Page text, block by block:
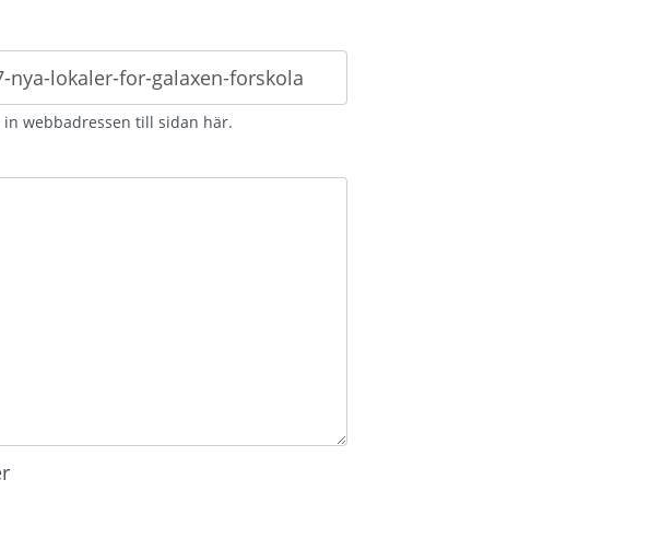
webbadressen till sidan här.